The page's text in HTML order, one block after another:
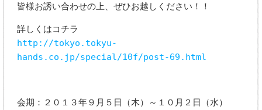
皆様お誘い合わせの上、ぜひお越しください！！
詳しくはコチラ
http://tokyo.tokyu-
hands.co.jp/special/10f/post-69.html
会期：２０１３年９月５日（木）～１０月２日（水）